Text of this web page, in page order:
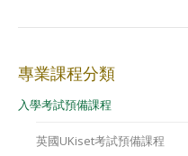
專業課程分類
入學考試預備課程
英國UKiset考試預備課程